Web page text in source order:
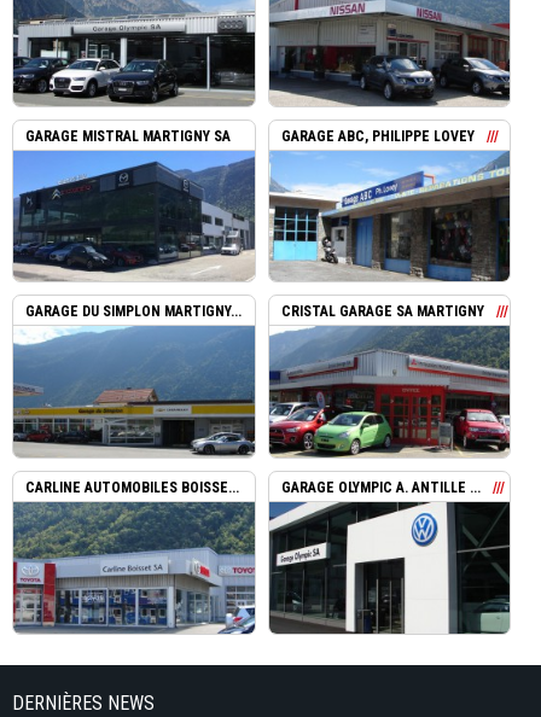
GARAGE MISTRAL MARTIGNY SA GARAGE ABC, PHILIPPE LOVEY
GARAGE DU SIMPLON MARTIGNY... CRISTAL GARAGE SA MARTIGNY
CARLINE AUTOMOBILES BOISSE... GARAGE OLYMPIC A. ANTILLE ...
DERNIÈRES NEWS